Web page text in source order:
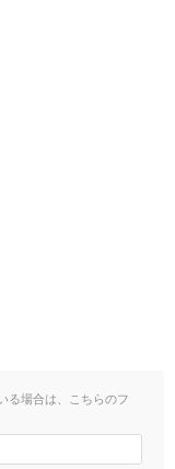
る場合は、こちらのフ